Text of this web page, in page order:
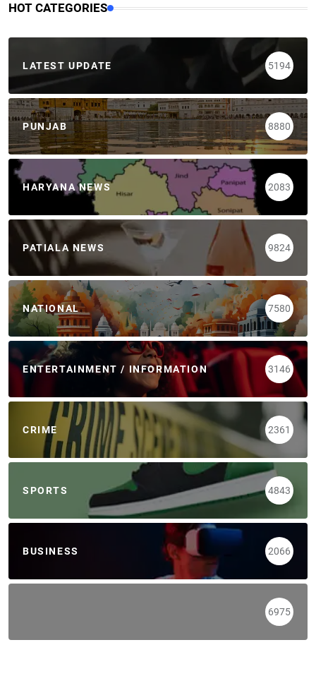
HOT CATEGORIES
LATEST UPDATE 5194
PUNJAB 8880
HARYANA NEWS 2083
PATIALA NEWS 9824
NATIONAL 7580
ENTERTAINMENT / INFORMATION 3146
CRIME 2361
SPORTS 4843
BUSINESS 2066
6975